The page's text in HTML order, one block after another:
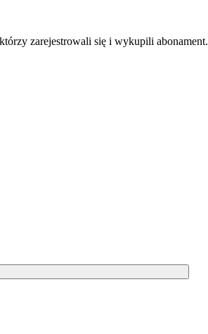
zarejestrowali się i wykupili abonament.